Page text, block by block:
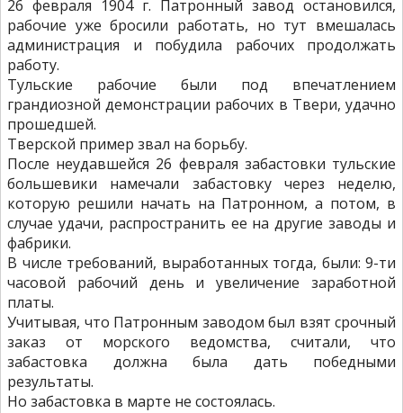
26 февраля 1904 г. Патронный завод остановился,
рабочие уже бросили работать, но тут вмешалась
администрация и побудила рабочих продолжать
работу.
Тульские рабочие были под впечатлением
грандиозной демонстрации рабочих в Твери, удачно
прошедшей.
Тверской пример звал на борьбу.
После неудавшейся 26 февраля забастовки тульские
большевики намечали забастовку через неделю,
которую решили начать на Патронном, а потом, в
случае удачи, распространить ее на другие заводы и
фабрики.
В числе требований, выработанных тогда, были: 9-ти
часовой рабочий день и увеличение заработной
платы.
Учитывая, что Патронным заводом был взят срочный
заказ от морского ведомства, считали, что
забастовка должна была дать победными
результаты.
Но забастовка в марте не состоялась.